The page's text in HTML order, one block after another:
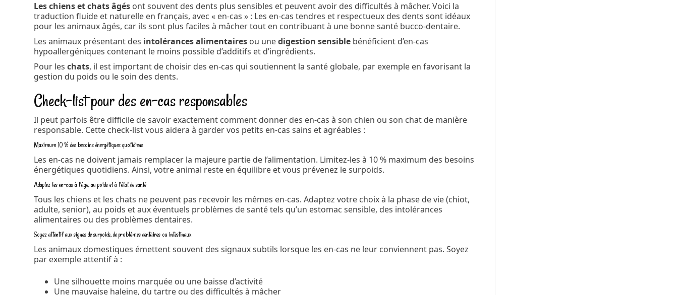
Les chiens et chats âgés ont souvent des dents plus sensibles et peuvent avoir des difficultés à mâcher. Voici la
traduction fluide et naturelle en français, avec « en-cas » : Les en-cas tendres et respectueux des dents sont idéaux
pour les animaux âgés, car ils sont plus faciles à mâcher tout en contribuant à une bonne santé bucco-dentaire.
Les animaux présentant des intolérances alimentaires ou unedigestion sensible bénéficient d’en-cas
hypoallergéniques contenant le moins possible d’additifs et d’ingrédients.
Pour leschats, il est important de choisir des en-cas qui soutiennent la santé globale, par exemple en favorisant la
gestion du poids ou le soin des dents.
Check-list pour des en-cas responsables
Il peut parfois être difficile de savoir exactement comment donner des en-cas à son chien ou son chat de manière
responsable. Cette check-list vous aidera à garder vos petits en-cas sains et agréables :
Maximum 10 % des besoins énergétiques quotidiens
Les en-cas ne doivent jamais remplacer la majeure partie de l’alimentation. Limitez-les à 10 % maximum des besoins
énergétiques quotidiens. Ainsi, votre animal reste en équilibre et vous prévenez le surpoids.
Adaptez les en-cas à l’âge, au poids et à l’état de santé
Tous les chiens et les chats ne peuvent pas recevoir les mêmes en-cas. Adaptez votre choix à la phase de vie (chiot,
adulte, senior), au poids et aux éventuels problèmes de santé tels qu’un estomac sensible, des intolérances
alimentaires ou des problèmes dentaires.
Soyez attentif aux signes de surpoids, de problèmes dentaires ou intestinaux
Les animaux domestiques émettent souvent des signaux subtils lorsque les en-cas ne leur conviennent pas. Soyez
par exemple attentif à :
Une silhouette moins marquée ou une baisse d’activité
Une mauvaise haleine, du tartre ou des difficultés à mâcher